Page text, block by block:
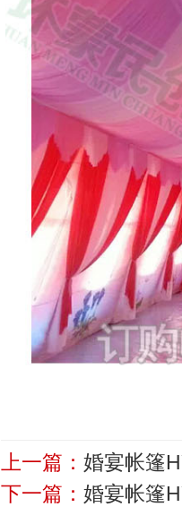
上一篇： 婚宴帐篷
下一篇： 婚宴帐篷